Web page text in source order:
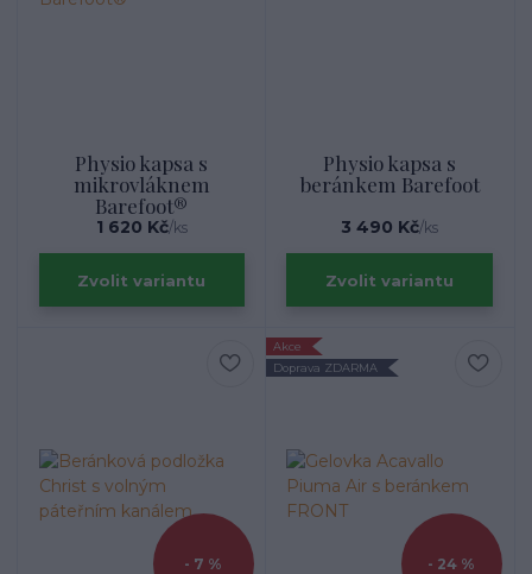
Physio kapsa s
mikrovláknem
Barefoot®
1 620 Kč/ks
Zvolit variantu
Physio kapsa s
beránkem Barefoot
3 490 Kč/ks
Zvolit variantu
- 7 %
Akce
Doprava ZDARMA
- 24 %